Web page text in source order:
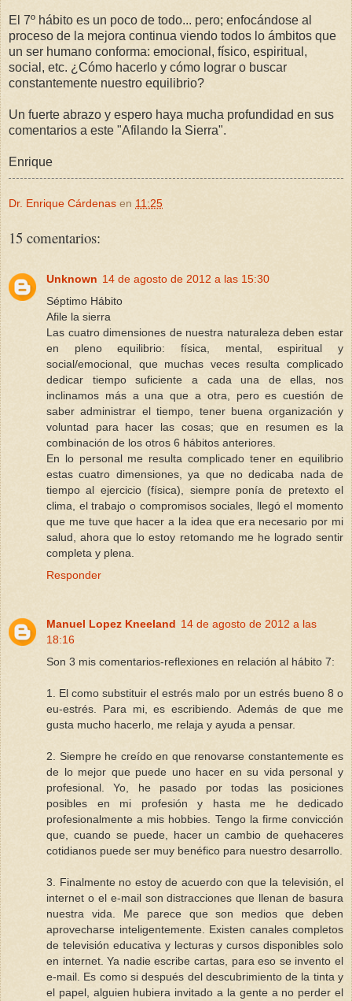
El 7º hábito es un poco de todo... pero; enfocándose al
proceso de la mejora continua viendo todos lo ámbitos que
un ser humano conforma: emocional, físico, espiritual,
social, etc. ¿Cómo hacerlo y cómo lograr o buscar
constantemente nuestro equilibrio?
Un fuerte abrazo y espero haya mucha profundidad en sus
comentarios a este "Afilando la Sierra".
Enrique
Dr. Enrique Cárdenas en 11:25
15 comentarios:
Unknown 14 de agosto de 2012 a las 15:30
Séptimo Hábito
Afile la sierra
Las cuatro dimensiones de nuestra naturaleza deben estar
en pleno equilibrio: física, mental, espiritual y
social/emocional, que muchas veces resulta complicado
dedicar tiempo suficiente a cada una de ellas, nos
inclinamos más a una que a otra, pero es cuestión de
saber administrar el tiempo, tener buena organización y
voluntad para hacer las cosas; que en resumen es la
combinación de los otros 6 hábitos anteriores.
En lo personal me resulta complicado tener en equilibrio
estas cuatro dimensiones, ya que no dedicaba nada de
tiempo al ejercicio (física), siempre ponía de pretexto el
clima, el trabajo o compromisos sociales, llegó el momento
que me tuve que hacer a la idea que era necesario por mi
salud, ahora que lo estoy retomando me he logrado sentir
completa y plena.
Responder
Manuel Lopez Kneeland 14 de agosto de 2012 a las
18:16
Son 3 mis comentarios-reflexiones en relación al hábito 7:
1. El como substituir el estrés malo por un estrés bueno 8 o
eu-estrés. Para mi, es escribiendo. Además de que me
gusta mucho hacerlo, me relaja y ayuda a pensar.
2. Siempre he creído en que renovarse constantemente es
de lo mejor que puede uno hacer en su vida personal y
profesional. Yo, he pasado por todas las posiciones
posibles en mi profesión y hasta me he dedicado
profesionalmente a mis hobbies. Tengo la firme convicción
que, cuando se puede, hacer un cambio de quehaceres
cotidianos puede ser muy benéfico para nuestro desarrollo.
3. Finalmente no estoy de acuerdo con que la televisión, el
internet o el e-mail son distracciones que llenan de basura
nuestra vida. Me parece que son medios que deben
aprovecharse inteligentemente. Existen canales completos
de televisión educativa y lecturas y cursos disponibles solo
en internet. Ya nadie escribe cartas, para eso se invento el
e-mail. Es como si después del descubrimiento de la tinta y
el papel, alguien hubiera invitado a la gente a no perder el